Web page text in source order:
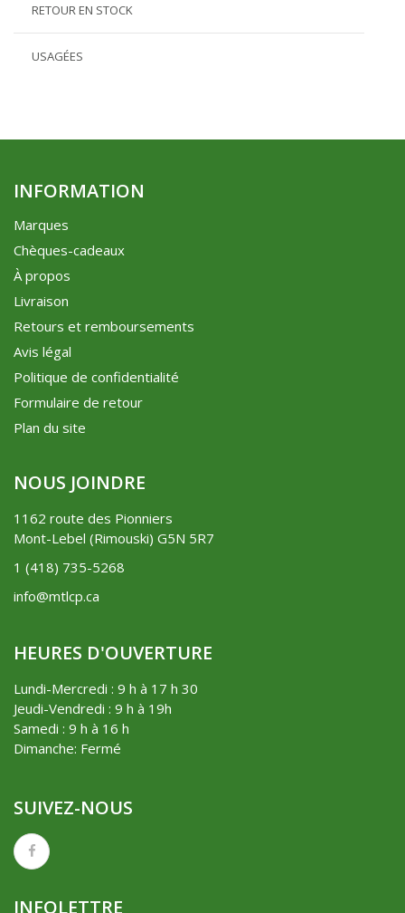
RETOUR EN STOCK
USAGÉES
INFORMATION
Marques
Chèques-cadeaux
À propos
Livraison
Retours et remboursements
Avis légal
Politique de confidentialité
Formulaire de retour
Plan du site
NOUS JOINDRE
1162 route des Pionniers
Mont-Lebel (Rimouski) G5N 5R7
1 (418) 735-5268
info@mtlcp.ca
HEURES D'OUVERTURE
Lundi-Mercredi : 9 h à 17 h 30
Jeudi-Vendredi : 9 h à 19h
Samedi : 9 h à 16 h
Dimanche: Fermé
SUIVEZ-NOUS
INFOLETTRE